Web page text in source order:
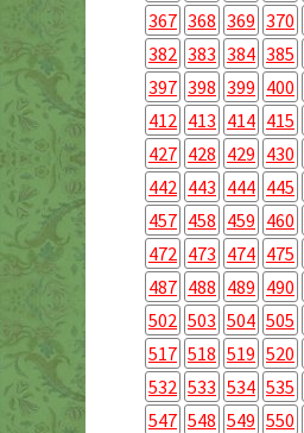
367 368 369 370
382 383 384 385
397 398 399 400
412 413 414 415
427 428 429 430
442 443 444 445
457 458 459 460
472 473 474 475
487 488 489 490
502 503 504 505
517 518 519 520
532 533 534 535
547 548 549 550